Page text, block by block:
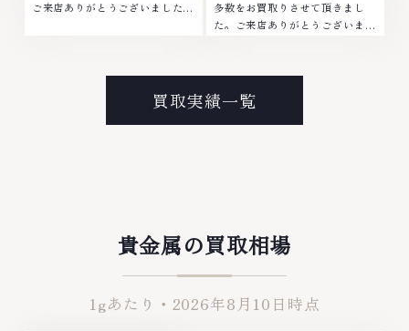
ご来店ありがとうございました。
ら、お任せくださいなかでも金・
プラチナ等のアクセサリー・貴金
属・宝石・ダイヤモンド・ジュエ
リーや ブランド品・時計等は特
ており、他店ではお値段の付かな
かったお品物でも、一点一点丁寧
959-764営業時間: 10:00～
多数をお買取りさせて頂きまし
た。ご来店ありがとうございまし
ブランド衣類 お酒買取りのこと
なら、お任せくださいなかでも
金・プラチナ等のアクセサリー・
貴金属・宝石・ダイヤモンド・ジ
計、多くのお品物の高価買取りを
実現しており、他店ではお値段の
軽にご連絡ください。TEL:
買取実績一覧
貴金属の買取相場
1gあたり・ 2026年8月10日 時点